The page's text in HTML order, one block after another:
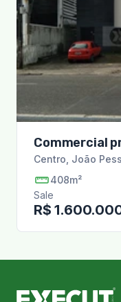
Commercial
Centro João
408m²
Sale
R$